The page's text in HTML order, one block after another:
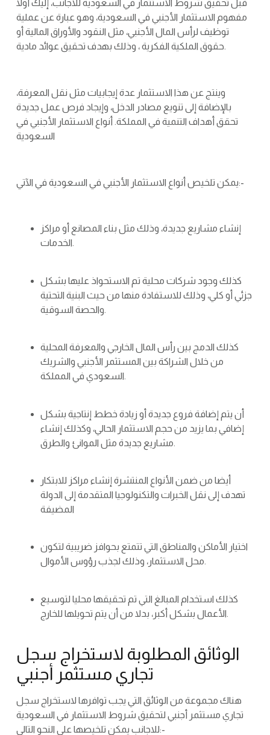
قبل تحقيق شروط الاستثمار في السعودية للاجانب، إليك أولا
مفهوم الاستثمار الأجنبي في السعودية، وهو عبارة عن عملية
توظيف لرأس المال الأجنبي، مثل النقود والأوراق المالية أو
حقوق الملكية الفكرية ، وذلك بهدف تحقيق عوائد مادية.
وينتج عن هذا الاستثمار عدة إيجابيات مثل نقل المعرفة،
بالإضافة إلى تنويع مصادر الدخل، وإيجاد فرص عمل جديدة
تحقق أهداف التنمية في المملكة. أنواع الاستثمار الأجنبي في
السعودية
يمكن تلخيص أنواع الاستثمار الأجنبي في السعودية في الآتي:-
إنشاء مشاريع جديدة، وذلك مثل بناء المصانع أو مراكز
الخدمات.
كذلك وجود شركات محلية تم الاستحواذ عليها بشكل
جزئي أو كلي، وذلك للاستفادة منها من حيث البنية التحتية
والحصة السوقية.
كذلك الدمج بين رأس المال الخارجي والمعرفة المحلية
من خلال الشراكة بين المستثمر الأجنبي والشريك
السعودي في المملكة.
أن يتم إضافة فروع جديدة أو زيادة خطط إنتاجية بشكل
إضافي بما يزيد من حجم الاستثمار الحالي، وكذلك إنشاء
مشاريع جديدة مثل الموانئ والطرق.
أيضا من ضمن الأنواع المنتشرة إنشاء مراكز للابتكار
تهدف إلى نقل الخبرات والتكنولوجيا المتقدمة إلى الدولة
المضيفة
اختيار الأماكن والمناطق التي تتمتع بحوافز ضريبية لتكون
محل الاستثمار، وذلك لجذب رؤوس الأموال.
كذلك استخدام المبالغ التي تم تحقيقها محليا لتوسيع
الأعمال بشكل أكبر، بدلا من أن يتم تحويلها للخارج.
الوثائق المطلوبة لاستخراج سجل
تجاري مستثمر أجنبي
هناك مجموعة من الوثائق التي يجب توافرها لاستخراج سجل
تجاري مستثمر أجنبي لتحقيق شروط الاستثمار في السعودية
للاجانب يمكن تلخيصها على النحو التالي:-